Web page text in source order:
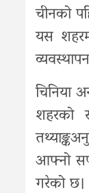
चीनको
यस
चिनिया
शहरको
आफ्नो
गरेको छ।